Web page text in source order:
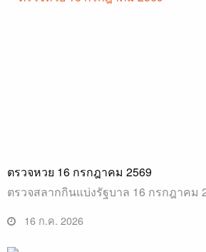
ตรวจหวย 16 กรกฎาคม 2569
ตรวจสลากกินแบ่งรัฐบาล 16 กรกฎาคม
16 ก.ค. 2026